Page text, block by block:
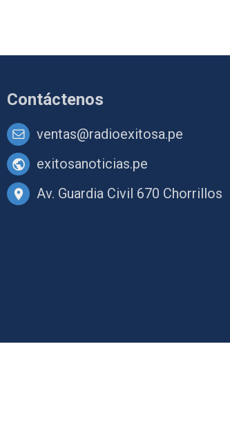
Contáctenos
ventas@radioexitosa.pe
exitosanoticias.pe
Av. Guardia Civil 670 Chorrillos